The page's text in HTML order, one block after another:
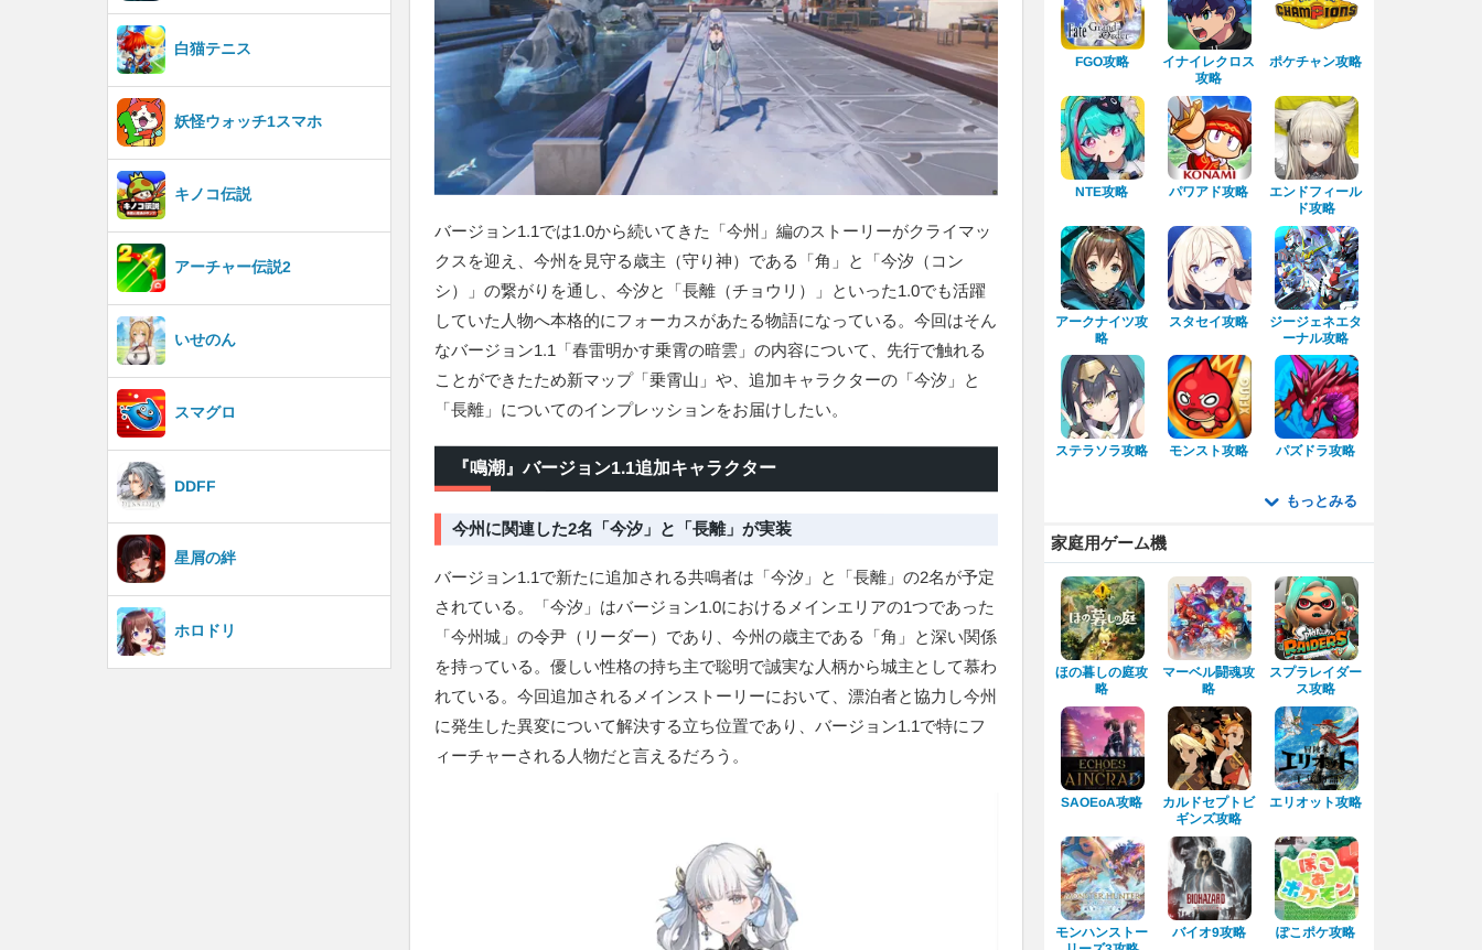
バージョン1.1では1.0から続いてきた「今州」編のストーリーがクライマッ
クスを迎え、今州を見守る歳主（守り神）である「角」と「今汐（コン
シ）」の繋がりを通し、今汐と「長離（チョウリ）」といった1.0でも活躍
していた人物へ本格的にフォーカスがあたる物語になっている。今回はそん
なバージョン1.1「春雷明かす乗霄の暗雲」の内容について、先行で触れる
ことができたため新マップ「乗霄山」や、追加キャラクターの「今汐」と
「長離」についてのインプレッションをお届けしたい。
『鳴潮』バージョン1.1追加キャラクター
今州に関連した2名「今汐」と「長離」が実装
バージョン1.1で新たに追加される共鳴者は「今汐」と「長離」の2名が予定
されている。「今汐」はバージョン1.0におけるメインエリアの1つであった
「今州城」の令尹（リーダー）であり、今州の歳主である「角」と深い関係
を持っている。優しい性格の持ち主で聡明で誠実な人柄から城主として慕わ
れている。今回追加されるメインストーリーにおいて、漂泊者と協力し今州
に発生した異変について解決する立ち位置であり、バージョン1.1で特にフ
ィーチャーされる人物だと言えるだろう。
白猫テニス
妖怪ウォッチ1スマホ
キノコ伝説
アーチャー伝説2
いせのん
スマグロ
DDFF
星屑の絆
ホロドリ
FGO攻略 イナイレクロス
攻略
ポケチャン攻略
NTE攻略 パワアド攻略 エンドフィール
ド攻略
アークナイツ攻
略
スタセイ攻略 ジージェネエタ
ーナル攻略
ステラソラ攻略 モンスト攻略 パズドラ攻略
もっとみる
家庭用ゲーム機
ほの暮しの庭攻
略
マーベル闘魂攻
略
スプラレイダー
ス攻略
SAOEoA攻略 カルドセプトビ
ギンズ攻略
エリオット攻略
モンハンストー バイオ9攻略 ぽこポケ攻略